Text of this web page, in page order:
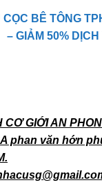
BÊ TÔNG
– GIẢM 50% DỊCH
CƠ GIỚI AN
phan văn hớn